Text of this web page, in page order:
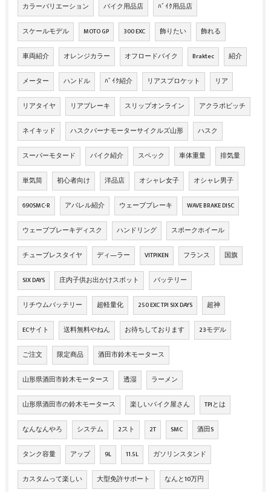
カラーバリエーション バイク用品店 ﾊﾞｲｸ用品店
スケールモデル MOTO GP 300 EXC 飾りたい 飾れる
車両紹介 オレンジカラー オフロードバイク Braktec 紹介
メーター ハンドル ﾊﾞｲｸ紹介 リアスプロケット リア
リアタイヤ リアブレーキ スリップオンライン アクラポビッチ
ネイキッド ハスクバーナモーターサイクルズ山形 ハスク
スーパーモタード バイク紹介 スペック 車体重量 排気量
単気筒 初心者向け 洋品店 オシャレ女子 オシャレ男子
690SMC-R アパレル紹介 ウェーブブレーキ WAVE BRAKE DISC
ウェーブブレーキディスク ハンドリング スポークホイール
チューブレスタイヤ ディ―ラー VITPIKEN フランス 国旗
SIX DAYS 庄内子供お出かけスポット バッテリー
リチウムバッテリー 超軽量化 250 EXC TPI SIX DAYS 超神
ECサイト 送料無料やねん お待ちしております 23モデル
ご注文 限定商品 酒田市鈴木モータース
山形県酒田市鈴木モータース 透湿 ラーメン
山形県酒田市の鈴木モータース 楽しいバイク屋さん TPIとは
なんなんやろ システム 2スト 2T SMC 酒田S
タンク容量 アップ 9L 11.5L ガソリンスタンド
カスタムって楽しい 大型免許サポート なんと10万円